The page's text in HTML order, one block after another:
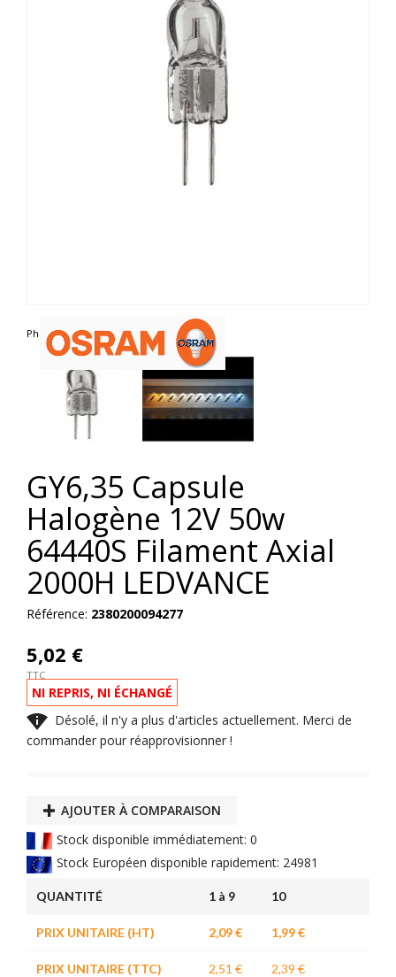
Photo non contractuelle
GY6,35 Capsule
Halogène 12V 50w
64440S Filament Axial
2000H LEDVANCE
Référence: 2380200094277
5,02 €
TTC
NI REPRIS, NI ÉCHANGÉ
 Désolé, il n'y a plus d'articles actuellement. Merci de
commander pour réapprovisionner !
AJOUTER À COMPARAISON
Stock disponible immédiatement: 0
Stock Européen disponible rapidement: 24981
QUANTITÉ 1 à 9 10
PRIX UNITAIRE (HT) 2,09 € 1,99 €
PRIX UNITAIRE (TTC) 2,51 € 2,39 €